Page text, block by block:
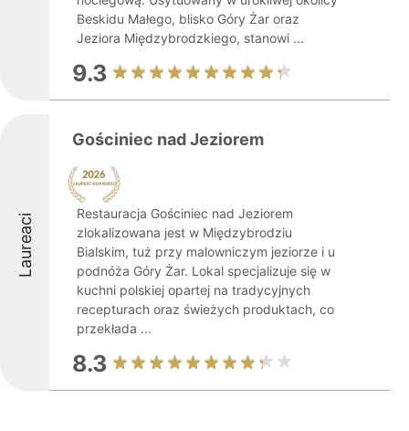
Beskidu Małego, blisko Góry Żar oraz
Jeziora Międzybrodzkiego, stanowi ...
9.3
Laureaci
Gościniec nad Jeziorem
Restauracja Gościniec nad Jeziorem
zlokalizowana jest w Międzybrodziu
Bialskim, tuż przy malowniczym jeziorze i u
podnóża Góry Żar. Lokal specjalizuje się w
kuchni polskiej opartej na tradycyjnych
recepturach oraz świeżych produktach, co
przekłada ...
8.3